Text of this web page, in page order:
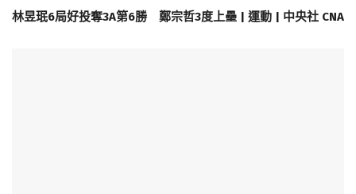
林昱珉6局好投奪3A第6勝 鄭宗哲3度上壘 | 運動 | 中央社 CNA